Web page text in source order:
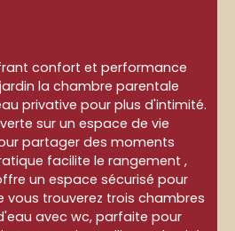
confort et performance
la chambre parentale
privative pour plus d'intimité.
sur un espace de vie
partager des moments
facilite le rangement ,
un espace sécurisé pour
vous trouverez trois chambres
avec wc, parfaite pour